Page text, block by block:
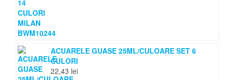
ACUARELE GUASE 25ML/CULOARE SET 6
CULORI
22,43 lei